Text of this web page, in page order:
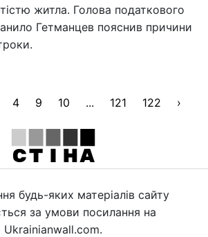
житла. Голова податкового
Гетманцев пояснив причини
4 9 10 ... 121 122 ›
будь-яких матеріалів сайту
за умови посилання на
Ukrainianwall.com.